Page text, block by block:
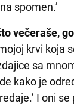
spomen.’
večeraše,
krvi koja
sa
kako je
I oni